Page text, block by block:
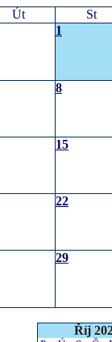
Út
St
1
8
15
22
29
Říj